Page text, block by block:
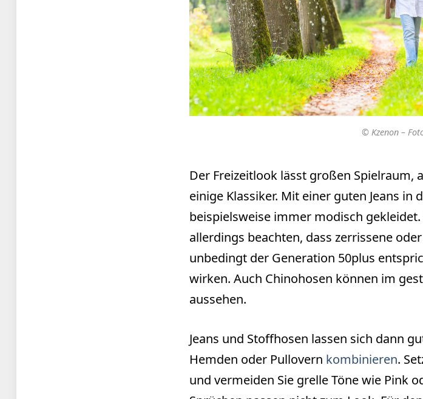
© Kzenon –
Der Freizeitlook lässt großen Spielraum,
einige Klassiker. Mit einer guten Jeans in
beispielsweise immer modisch gekleidet.
allerdings beachten, dass zerrissene
unbedingt der Generation 50plus
wirken. Auch Chinohosen können im
aussehen.
Jeans und Stoffhosen lassen sich dann
Hemden oder Pullovern kombinieren.
und vermeiden Sie grelle Töne wie Pink